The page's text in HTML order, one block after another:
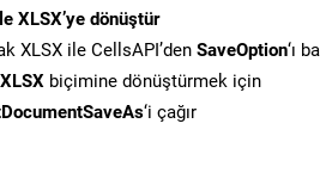
XLSX’ye dönüştür
XLSX ile CellsAPI’den SaveOption‘ı
XLSX biçimine dönüştürmek için
‘i çağır